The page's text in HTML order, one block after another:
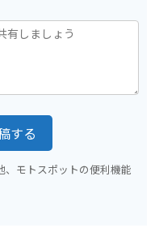
する
、モトスポットの便利機能